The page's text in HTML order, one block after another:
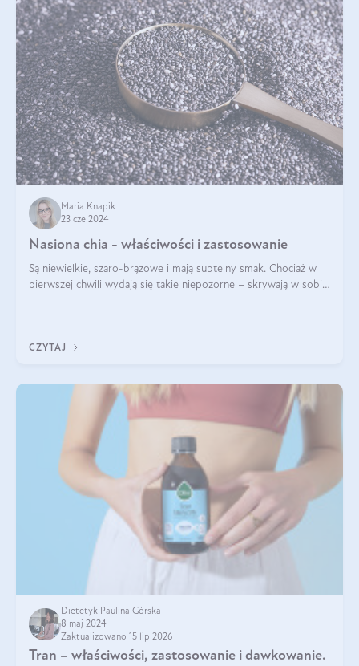
Maria Knapik
23 cze 2024
Nasiona chia - właściwości i zastosowanie
Są niewielkie, szaro-brązowe i mają subtelny smak. Chociaż w
pierwszej chwili wydają się takie niepozorne – skrywają w sobie
CZYTAJ
Dietetyk Paulina Górska
8 maj 2024
Zaktualizowano 15 lip 2026
Tran – właściwości, zastosowanie i dawkowanie.